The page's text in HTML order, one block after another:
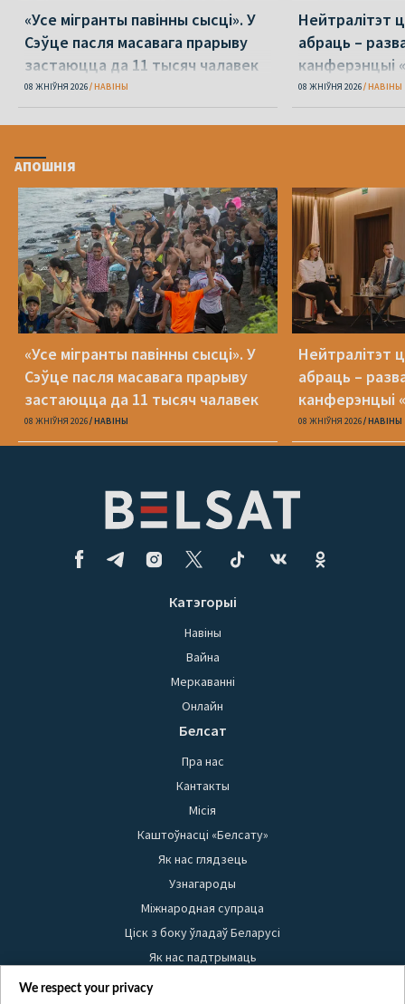
«Усе мігранты павінны сысці». У
Сэўце пасля масавага прарыву
застаюцца да 11 тысяч чалавек
08 ЖНІЎНЯ 2026 НАВІНЫ
Нейтралітэт
абраць –
канферэнцыі
08 ЖНІЎНЯ 2026 НАВІНЫ
АПОШНІЯ
«Усе мігранты павінны сысці». У
Сэўце пасля масавага прарыву
застаюцца да 11 тысяч чалавек
08 ЖНІЎНЯ 2026 НАВІНЫ
Нейтралітэт
абраць –
канферэнцыі
08 ЖНІЎНЯ 2026 НАВІНЫ
Катэгорыі
Навіны
Вайна
Меркаванні
Онлайн
Белсат
Пра нас
Кантакты
Місія
Каштоўнасці «Белсату»
Як нас глядзець
Узнагароды
Міжнародная супраца
Ціск з боку ўладаў Беларусі
Як нас падтрымаць
Правілы выкарыстання матэрыялаў
We respect your privacy